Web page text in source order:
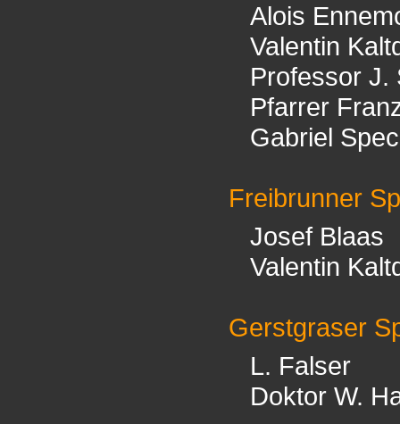
Alois
Valentin
Professor J.
Pfarrer
Gabriel
Freibrunner
Josef Blaas
Valentin
Gerstgraser
L. Falser
Doktor W.